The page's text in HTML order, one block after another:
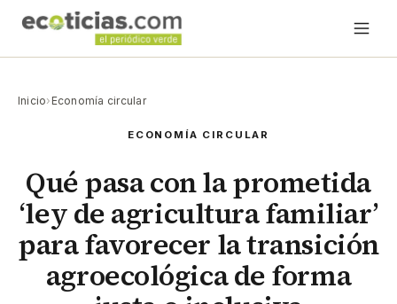
Inicio› Economía circular
ECONOMÍA CIRCULAR
Qué pasa con la prometida
‘ley de agricultura familiar’
para favorecer la transición
agroecológica de forma